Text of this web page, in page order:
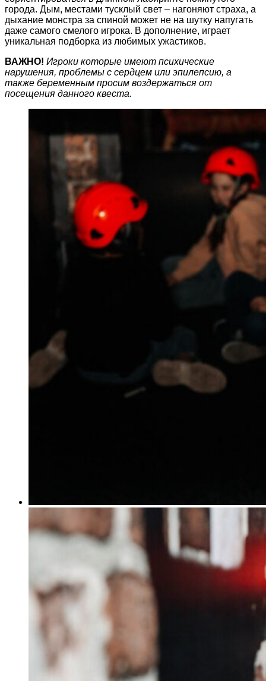
города. Дым, местами тусклый свет – нагоняют страха, а
дыхание монстра за спиной может не на шутку напугать
даже самого смелого игрока. В дополнение, играет
уникальная подборка из любимых ужастиков.
ВАЖНО! Игроки которые имеют психические
нарушения, проблемы с сердцем или эпилепсию, а
также беременным просим воздержаться от
посещения данного квеста.